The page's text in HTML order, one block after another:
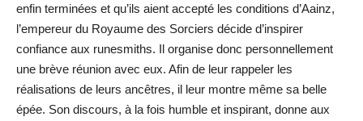
enfin terminées et qu’ils aient accepté les conditions d’Aainz,
l’empereur du Royaume des Sorciers décide d’inspirer
confiance aux runesmiths. Il organise donc personnellement
une brève réunion avec eux. Afin de leur rappeler les
réalisations de leurs ancêtres, il leur montre même sa belle
épée. Son discours, à la fois humble et inspirant, donne aux